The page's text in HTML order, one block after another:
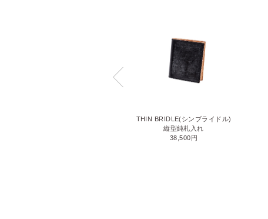
THIN BRIDLE(シンブライドル)
縦型純札入れ
38,500円